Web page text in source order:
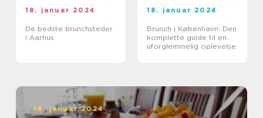
18. januar 2024
De bedste brunchsteder
i Aarhus
18. januar 2024
Brunch i København: Den
komplette guide til en
uforglemmelig oplevelse
18. januar 2024